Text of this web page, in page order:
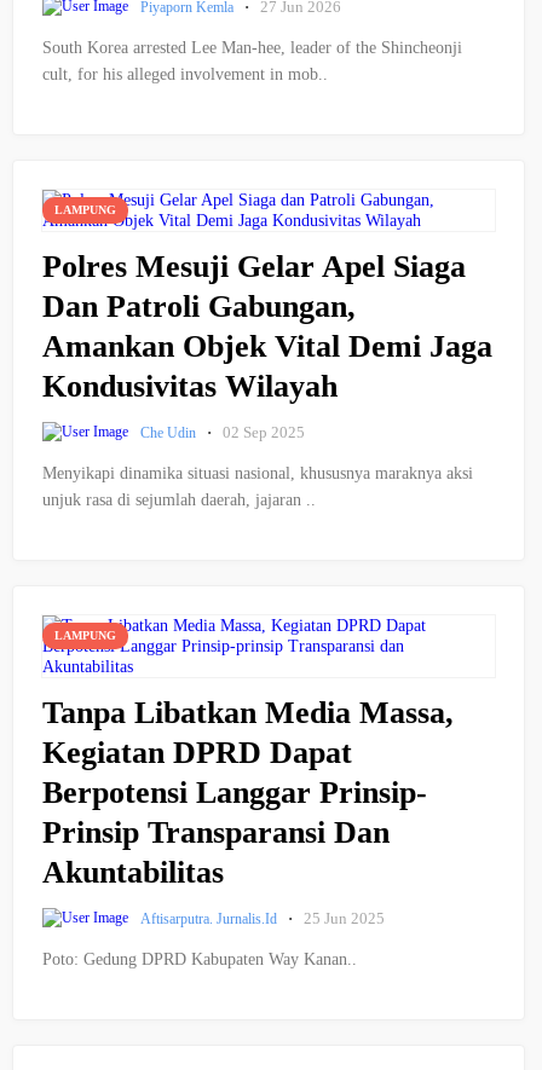
Piyaporn Kemla · 27 Jun 2026
South Korea arrested Lee Man-hee, leader of the Shincheonji
cult, for his alleged involvement in mob..
LAMPUNG
Polres Mesuji Gelar Apel Siaga
Dan Patroli Gabungan,
Amankan Objek Vital Demi Jaga
Kondusivitas Wilayah
Che Udin · 02 Sep 2025
Menyikapi dinamika situasi nasional, khususnya maraknya aksi
unjuk rasa di sejumlah daerah, jajaran ..
LAMPUNG
Tanpa Libatkan Media Massa,
Kegiatan DPRD Dapat
Berpotensi Langgar Prinsip-
Prinsip Transparansi Dan
Akuntabilitas
Aftisarputra. Jurnalis.id · 25 Jun 2025
Poto: Gedung DPRD Kabupaten Way Kanan..